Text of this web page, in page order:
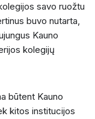
savo ruožtu
buvo nutarta,
Kauno
kolegijų
būtent Kauno
kitos institucijos